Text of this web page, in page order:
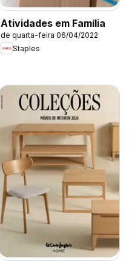
Atividades em Família
de quarta-feira 06/04/2022
Staples